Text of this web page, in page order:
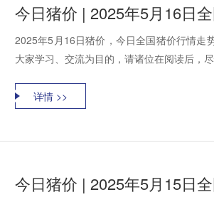
今日猪价 | 2025年5月16日
2025年5月16日猪价，今日全国猪价行情走
大家学习、交流为目的，请诸位在阅读后，
详情 >>
今日猪价 | 2025年5月15日